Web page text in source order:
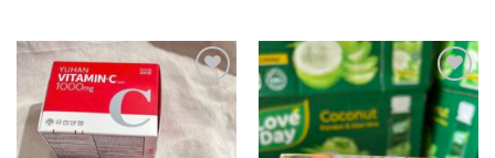
Add to
wishlist
Add to
wishlist